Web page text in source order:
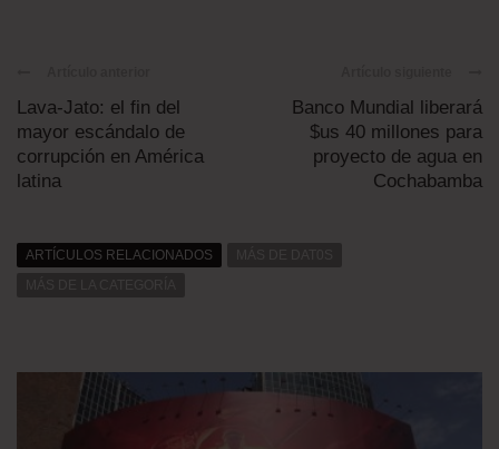
Lava-Jato: el fin del
mayor escándalo de
corrupción en América
latina
Banco Mundial liberará
$us 40 millones para
proyecto de agua en
Cochabamba
ARTÍCULOS RELACIONADOS